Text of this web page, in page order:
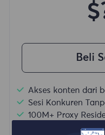
Beli
Akses konten dari
Sesi Konkuren
100M+ Proxy
Rotasi Proxy